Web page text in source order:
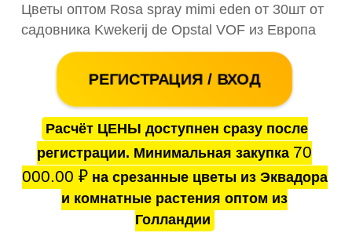
Цветы оптом Rosa spray mimi eden от 30шт от
садовника Kwekerij de Opstal VOF из Европа
РЕГИСТРАЦИЯ / ВХОД
Расчёт ЦЕНЫ доступнен сразу после
регистрации. Минимальная закупка 70
000.00 ₽на срезанные цветы из Эквадора
и комнатные растения оптом из
Голландии